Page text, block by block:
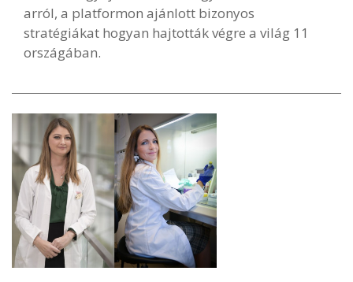
arról, a platformon ajánlott bizonyos
stratégiákat hogyan hajtották végre a világ 11
országában.